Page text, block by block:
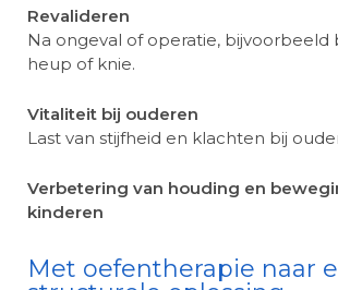
Revalideren
Na ongeval of operatie, bijvoorbeeld
heup of knie.
Vitaliteit bij ouderen
Last van stijfheid en klachten bij
Verbetering van houding en
kinderen
Met oefentherapie naar